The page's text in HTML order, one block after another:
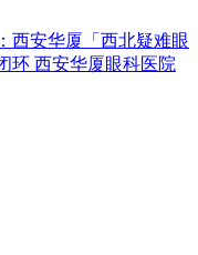
西安华厦「西北疑难眼
环 西安华厦眼科医院